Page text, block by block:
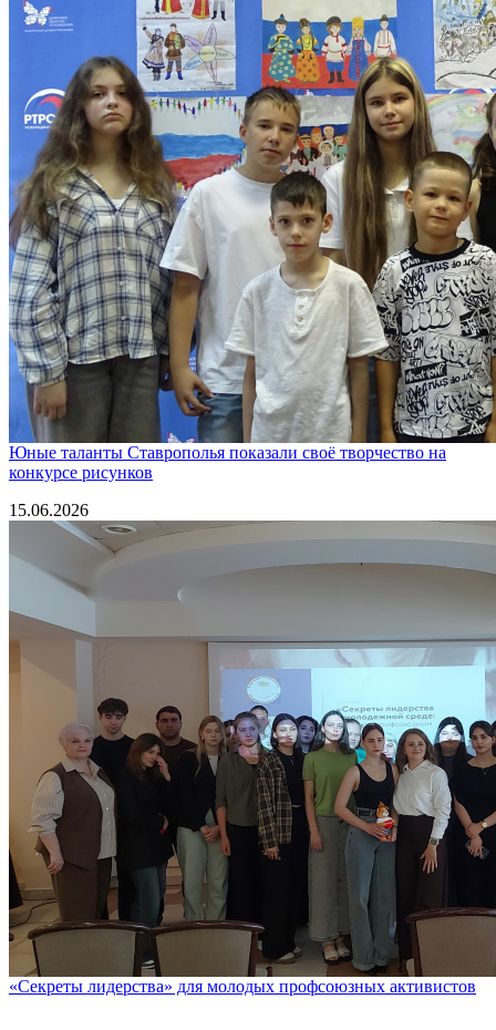
Юные таланты Ставрополья показали своё творчество на
конкурсе рисунков
15.06.2026
«Секреты лидерства» для молодых профсоюзных активистов